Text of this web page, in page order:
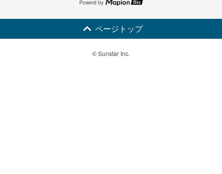
Powerd by
ページトップ
© Sunstar Inc.